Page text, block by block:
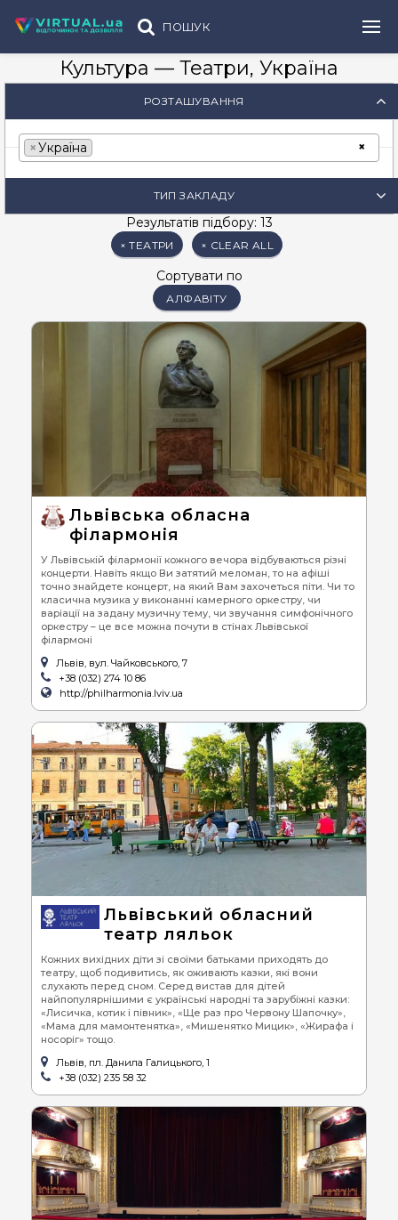
ПОШУК
Культура — Театри, Україна
РОЗТАШУВАННЯ
×
×Україна
ТИП ЗАКЛАДУ
Результатів підбору: 13
× ТЕАТРИ × CLEAR ALL
Сортувати по
АЛФАВІТУ
Львівська обласна
філармонія
У Львівській філармонії кожного вечора відбуваються різні
концерти. Навіть якщо Ви затятий меломан, то на афіші
точно знайдете концерт, на який Вам захочеться піти. Чи то
класична музика у виконанні камерного оркестру, чи
варіації на задану музичну тему, чи звучання симфонічного
оркестру – це все можна почути в стінах Львівської
філармоні
Львів, вул. Чайковського, 7
+38 (032) 274 10 86
http://philharmonia.lviv.ua
Львівський обласний
театр ляльок
Кожних вихідних діти зі своїми батьками приходять до
театру, щоб подивитись, як оживають казки, які вони
слухають перед сном. Серед вистав для дітей
найпопулярнішими є українські народні та зарубіжні казки:
«Лисичка, котик і півник», «Ще раз про Червону Шапочку»,
«Мама для мамонтенятка», «Мишенятко Мицик», «Жирафа і
носоріг» тощо.
Львів, пл. Данила Галицького, 1
+38 (032) 235 58 32